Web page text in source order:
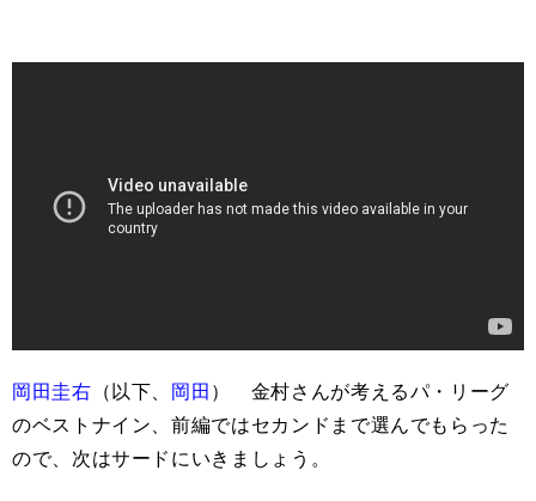
岡田圭右 （以下、 岡田 ） 金村さんが考えるパ・リーグ
のベストナイン、前編ではセカンドまで選んでもらった
ので、次はサードにいきましょう。